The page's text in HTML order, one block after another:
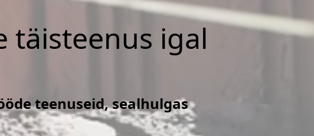
täisteenus igal
teenuseid, sealhulgas